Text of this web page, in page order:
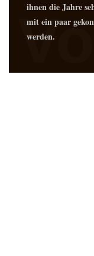
ihnen die Jahre
mit ein paar
werden.